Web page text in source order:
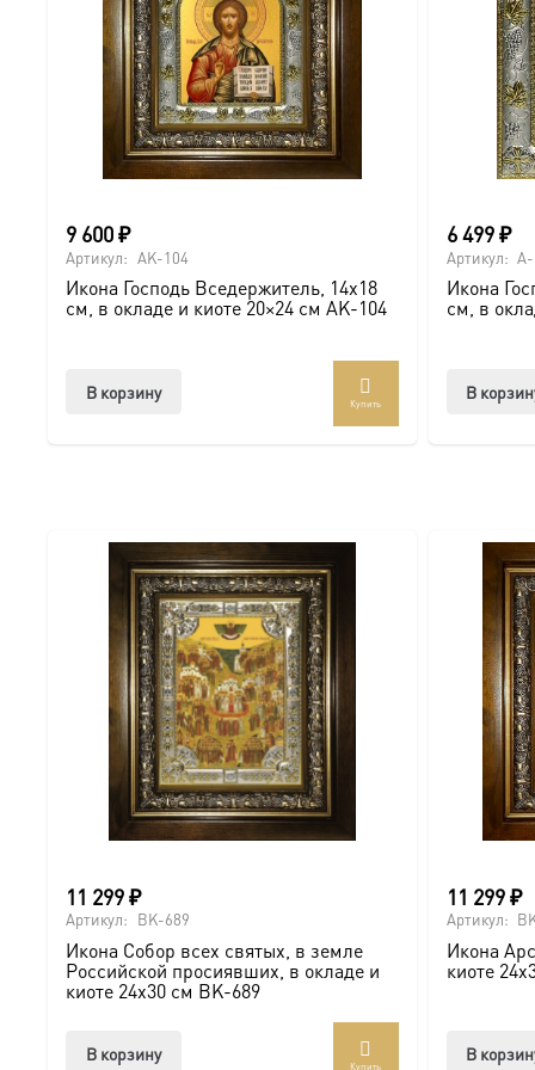
● На день Ангела (именины) — в честь небесного
● На Крещение ребенка или взрослого.
● На день рождения как символ защиты и
● На новоселье для освящения домашнего очага.
Мы предлагаем купить икону в Москве с доставкой по
Доступна в стандартных размерах или может быть
9 600₽
Артикул: AK-104
Икона Господь Вседержитель, 14х18
см, в окладе и киоте 20×24 см AK-104
В корзину
Купить
6 499₽
Артикул:
Икона
см, в
В
11 299₽
Артикул: BK-689
Икона Собор всех святых, в земле
Российской просиявших, в окладе и
киоте 24х30 см BK-689
В корзину
Купить
11 299₽
Артикул:
Икона
киоте
В